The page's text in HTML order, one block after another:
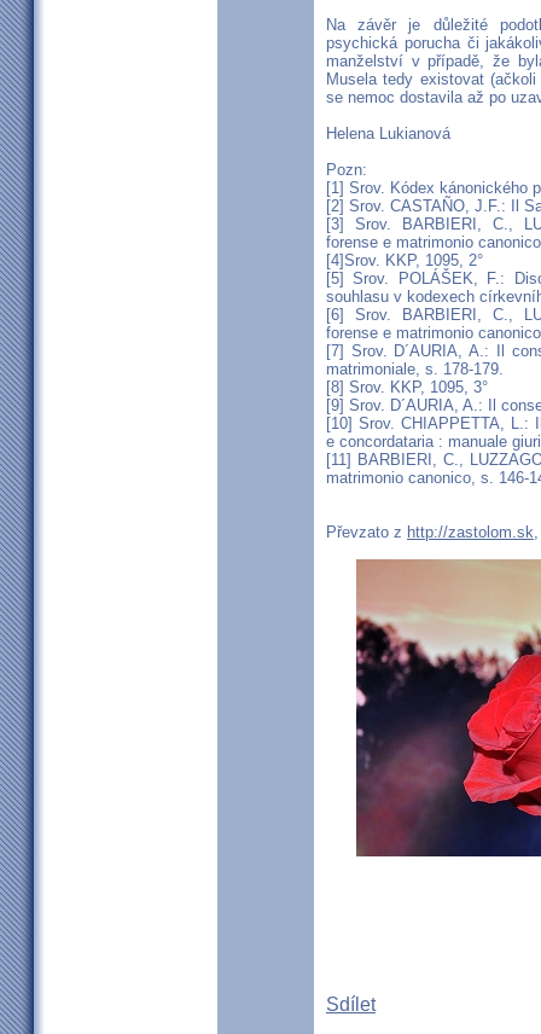
Na závěr je důležité
psychická porucha či
manželství v případě, že
Musela tedy existovat
se nemoc dostavila až po
Helena Lukianová
Pozn:
[1] Srov. Kódex kánonického
[2] Srov. CASTAÑO, J.F.: Il
[3] Srov. BARBIERI, C.,
forense e matrimonio
[4]Srov. KKP, 1095, 2°
[5] Srov. POLÁŠEK, F.:
souhlasu v kodexech
[6] Srov. BARBIERI, C.,
forense e matrimonio
[7] Srov. D´AURIA, A.: Il
matrimoniale, s. 178-179.
[8] Srov. KKP, 1095, 3°
[9] Srov. D´AURIA, A.: Il
[10] Srov. CHIAPPETTA, L.:
e concordataria : manuale
[11] BARBIERI, C.,
matrimonio canonico, s. 146-
Převzato z http://zastolom.sk
Sdílet